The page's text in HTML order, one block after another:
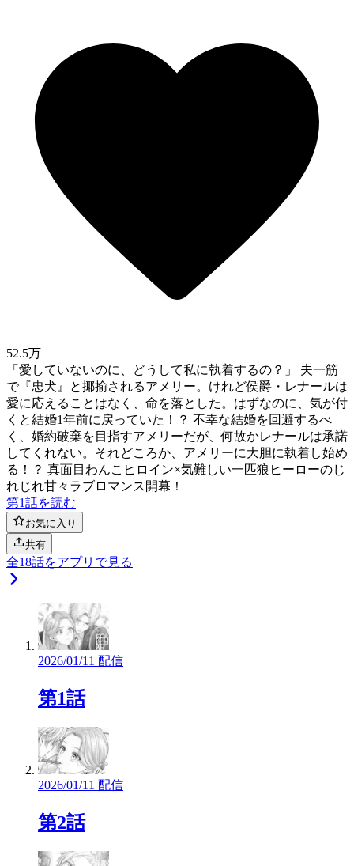
52.5万
「愛していないのに、どうして私に執着するの？」 夫一筋
で『忠犬』と揶揄されるアメリー。けれど侯爵・レナールは
愛に応えることはなく、命を落とした。はずなのに、気が付
くと結婚1年前に戻っていた！？ 不幸な結婚を回避するべ
く、婚約破棄を目指すアメリーだが、何故かレナールは承諾
してくれない。それどころか、アメリーに大胆に執着し始め
る！？ 真面目わんこヒロイン×気難しい一匹狼ヒーローのじ
れじれ甘々ラブロマンス開幕！
第1話を読む
お気に入り
共有
全18話をアプリで見る
2026/01/11 配信
第1話
2026/01/11 配信
第2話